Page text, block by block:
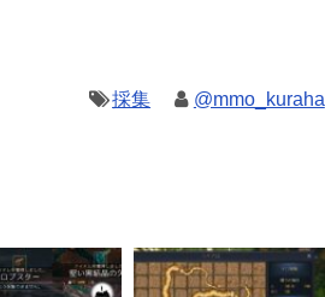
採集 @mmo_kuraha